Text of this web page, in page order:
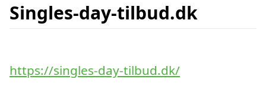
Singles-day-tilbud.dk
https://singles-day-tilbud.dk/